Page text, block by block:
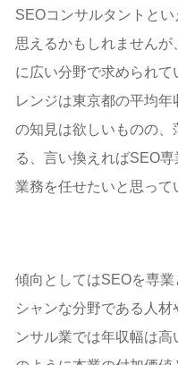
SEOコンサルタントと
思えるかもしれません
に広い分野で求められ
レンジは東京都の平均
の知見は欲しいものの
る、言い換えればSEO
業務を任せたいと思って
傾向としてはSEOを専
シャンな分野である人
ンサル業では年収幅は